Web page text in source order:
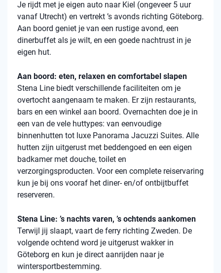
Je rijdt met je eigen auto naar Kiel (ongeveer 5 uur
vanaf Utrecht) en vertrekt ’s avonds richting Göteborg.
Aan boord geniet je van een rustige avond, een
dinerbuffet als je wilt, en een goede nachtrust in je
eigen hut.
Aan boord: eten, relaxen en comfortabel slapen
Stena Line biedt verschillende faciliteiten om je
overtocht aangenaam te maken. Er zijn restaurants,
bars en een winkel aan boord. Overnachten doe je in
een van de vele huttypes: van eenvoudige
binnenhutten tot luxe Panorama Jacuzzi Suites. Alle
hutten zijn uitgerust met beddengoed en een eigen
badkamer met douche, toilet en
verzorgingsproducten. Voor een complete reiservaring
kun je bij ons vooraf het diner- en/of ontbijtbuffet
reserveren.
Stena Line: ’s nachts varen, ’s ochtends aankomen
Terwijl jij slaapt, vaart de ferry richting Zweden. De
volgende ochtend word je uitgerust wakker in
Göteborg en kun je direct aanrijden naar je
wintersportbestemming.